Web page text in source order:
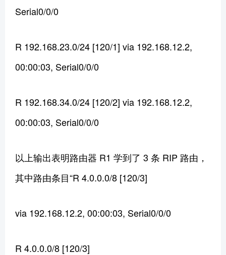
Serial0/0/0
R 192.168.23.0/24 [120/1] via 192.168.12.2,
00:00:03, Serial0/0/0
R 192.168.34.0/24 [120/2] via 192.168.12.2,
00:00:03, Serial0/0/0
以上输出表明路由器 R1 学到了 3 条 RIP 路由，
其中路由条目“R 4.0.0.0/8 [120/3]
via 192.168.12.2, 00:00:03, Serial0/0/0
R 4.0.0.0/8 [120/3]